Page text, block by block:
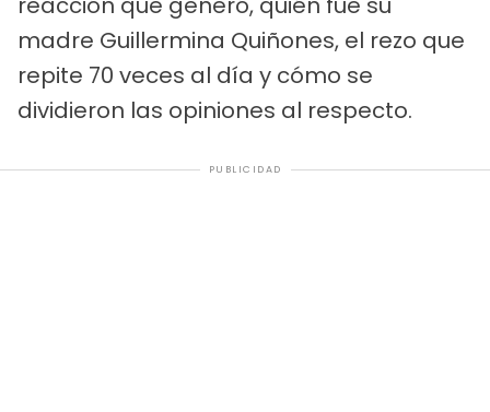
madre Guillermina Quiñones, el rezo que
repite 70 veces al día y cómo se
dividieron las opiniones al respecto.
PUBLICIDAD